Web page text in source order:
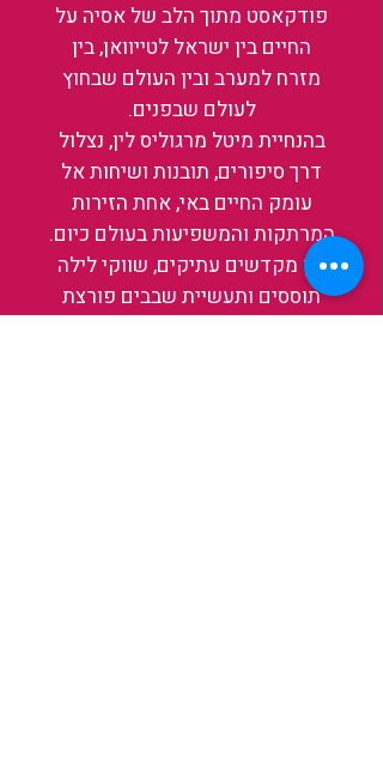
פודקאסט מתוך הלב של אסיה על
החיים בין ישראל לטייוואן, בין
מזרח למערב ובין העולם שבחוץ
לעולם שבפנים.
בהנחיית מיטל מרגוליס לין, נצלול
דרך סיפורים, תובנות ושיחות אל
עומק החיים באי, אחת הזירות
המרתקות והמשפיעות בעולם כיום.
בין מקדשים עתיקים, שווקי לילה
תוססים ותעשיית שבבים פורצת